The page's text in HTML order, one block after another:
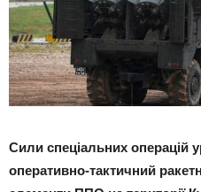
Сили спеціальних операцій
оперативно‑тактичний